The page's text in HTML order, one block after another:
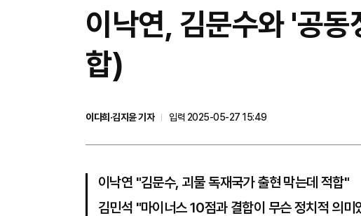
이낙연, 김문수와 '공
합)
이다희·김지윤 기자
입력 2025-05-27 15:49
이낙연 "김문수, 괴물 독재국가 출현 막는데 적합"
김민석 "마이너스 10점과 결합이 무슨 정치적 의미